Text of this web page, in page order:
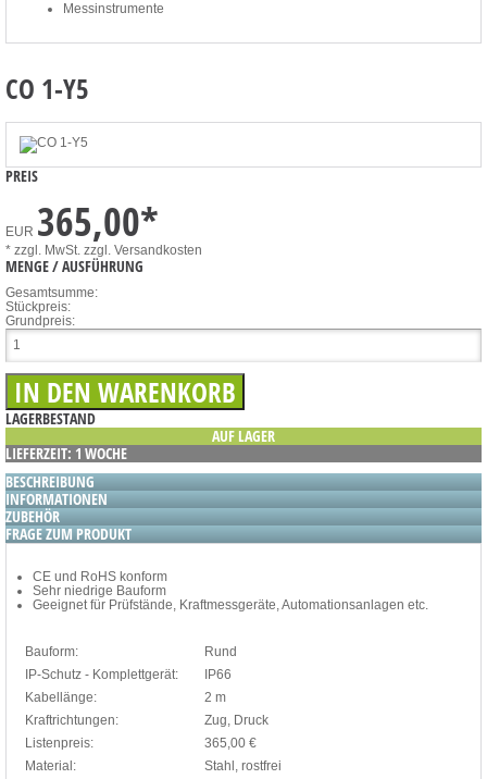
Messinstrumente
CO 1-Y5
PREIS
EUR 365,00*
* zzgl. MwSt. zzgl. Versandkosten
MENGE / AUSFÜHRUNG
Gesamtsumme:
Stückpreis:
Grundpreis:
LAGERBESTAND
AUF LAGER
LIEFERZEIT: 1 WOCHE
BESCHREIBUNG
INFORMATIONEN
ZUBEHÖR
FRAGE ZUM PRODUKT
CE und RoHS konform
Sehr niedrige Bauform
Geeignet für Prüfstände, Kraftmessgeräte, Automationsanlagen etc.
Bauform:
Rund
IP-Schutz - Komplettgerät:
IP66
Kabellänge:
2 m
Kraftrichtungen:
Zug, Druck
Listenpreis:
365,00 €
Material:
Stahl, rostfrei